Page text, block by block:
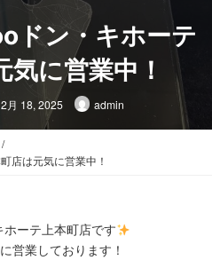
ドン・キホーテ
に営業中！
最
終
新
日
時
:
2月 18, 2025 admin
店は元気に営業中！
ーテ上本町店です
営業しております！